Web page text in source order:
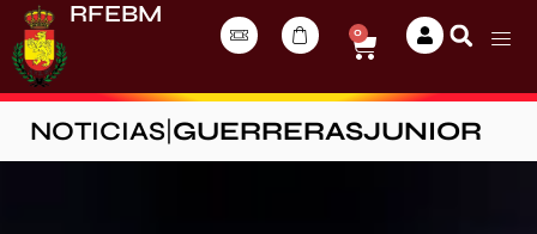
RFEBM
0
NOTICIAS GUERRERASJUNIOR